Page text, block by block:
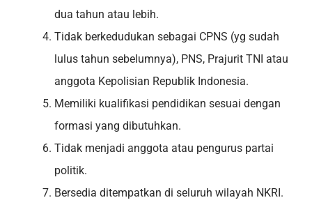
dua tahun atau lebih.
Tidak berkedudukan sebagai CPNS (yg sudah
lulus tahun sebelumnya), PNS, Prajurit TNI atau
anggota Kepolisian Republik Indonesia.
Memiliki kualifikasi pendidikan sesuai dengan
formasi yang dibutuhkan.
Tidak menjadi anggota atau pengurus partai
politik.
Bersedia ditempatkan di seluruh wilayah NKRI.